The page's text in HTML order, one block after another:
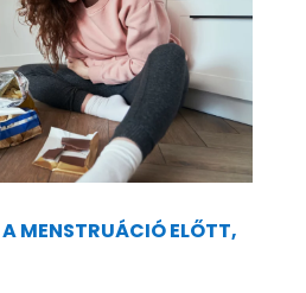
MENSTRUÁCIÓ ELŐTT,